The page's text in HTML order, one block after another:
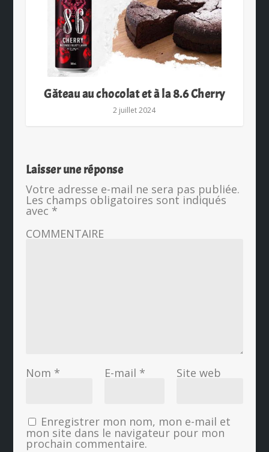
Gâteau au chocolat et à la 8.6 Cherry
2 juillet 2024
Laisser une réponse
Votre adresse e-mail ne sera pas publiée.
Les champs obligatoires sont indiqués
avec *
COMMENTAIRE
Nom * E-mail * Site web
Enregistrer mon nom, mon e-mail et
mon site dans le navigateur pour mon
prochain commentaire.